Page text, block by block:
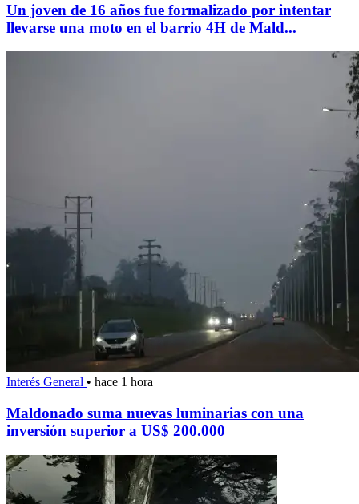
Un joven de 16 años fue formalizado por intentar
llevarse una moto en el barrio 4H de Mald...
Interés General • hace 1 hora
Maldonado suma nuevas luminarias con una
inversión superior a US$ 200.000